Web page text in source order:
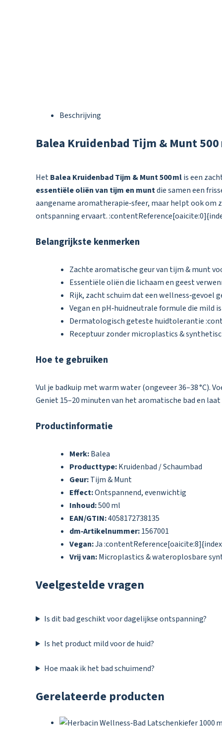
Beschrijving
Balea Kruidenbad Tijm & Munt
HetBalea Kruidenbad Tijm & Munt 500 mlis een
essentiële oliën van tijm en muntdie samen een
aangename aromatherapie‑sfeer, maar helpt ook om
ontspanning ervaart.
Belangrijkste kenmerken
Zachte aromatische geur van tijm & munt
Essentiële oliën die lichaam en geest
Rijk, zacht schuim dat een wellness‑gevoel
Vegan en pH‑huidneutrale formule die mild
Dermatologisch geteste huidtolerantie
Receptuur zonder microplastics &
Hoe te gebruiken
Vul je badkuip met warm water (ongeveer 36–38 °C).
Geniet 15–20 minuten van het aromatische bad en
Productinformatie
Merk:Balea
Producttype:Kruidenbad / Schaumbad
Geur:Tijm & Munt
Effect:Ontspannend, evenwichtig
Inhoud:500 ml
EAN/GTIN:4058172738135
dm‑Artikelnummer:1567001
Vegan:Ja
Vrij van:Microplastics & wateroplosbare
Veelgestelde vragen
Is dit bad geschikt voor dagelijkse ontspanning?
Is het product mild voor de huid?
Hoe maak ik het bad schuimend?
Gerelateerde producten